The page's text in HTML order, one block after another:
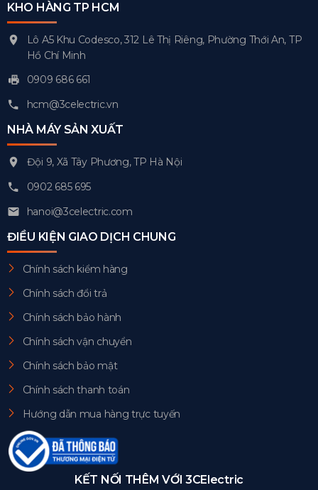
KHO HÀNG TP HCM
Lô A5 Khu Codesco, 312 Lê Thị Riêng, Phường Thới An, TP
Hồ Chí Minh
0909 686 661
hcm@3celectric.vn
NHÀ MÁY SẢN XUẤT
Đội 9, Xã Tây Phương, TP Hà Nội
0902 685 695
hanoi@3celectric.com
ĐIỀU KIỆN GIAO DỊCH CHUNG
Chính sách kiểm hàng
Chính sách đổi trả
Chính sách bảo hành
Chính sách vận chuyển
Chính sách bảo mật
Chính sách thanh toán
Hướng dẫn mua hàng trực tuyến
KẾT NỐI THÊM VỚI 3CElectric